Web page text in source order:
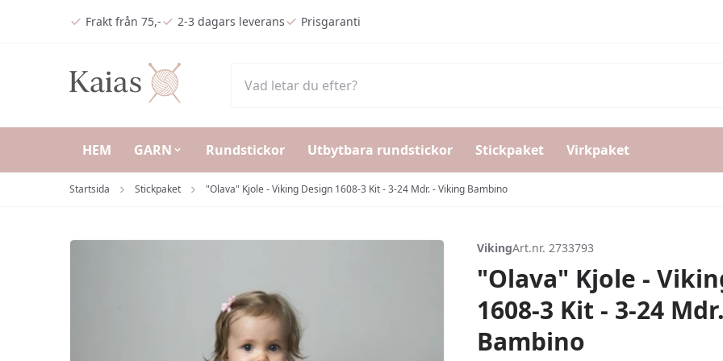
Frakt från 75,- 2-3 dagars leverans Prisgaranti
HEM GARN Rundstickor Utbytbara rundstickor Stickpaket Virkpaket
Startsida Stickpaket "Olava" Kjole - Viking Design 1608-3 Kit - 3-24 Mdr. - Viking Bambino
VikingArt.nr. 2733793
"Olava" Kjole -
1608-3 Kit - 3-24
Bambino